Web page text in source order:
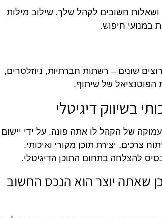
חשובים לקהל שלך. שילוב מילות
במנועי חיפוש.
שונים – רשתות חברתיות, ניוזלטרים,
הפוטנציאל של שיתוף.
בשיווק דיגיטלי
של הקהל לו אתה פונה. על ידי יישום
צרכים, יצירת תוכן מקורי ואיכותי,
להצלחה בתחום התוכן הדיגיטלי.
שאתה יוצר הוא הנכס החשוב